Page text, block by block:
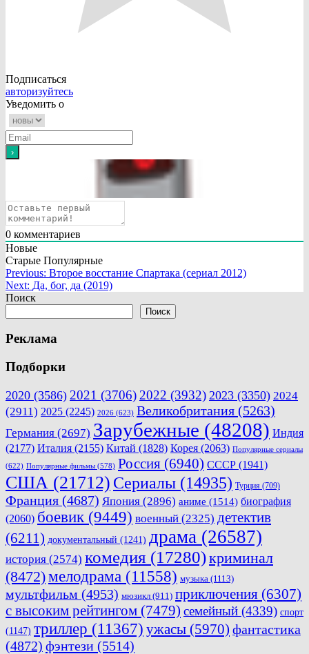
Подписаться
авторизуйтесь
Уведомить о
0 комментариев
Новые
Старые Популярные
Навигация
по
Previous: Второе восстание Спартака (сериал 2012)
Next: Да, бог, да (2019)
Поиск
Поиск
Реклама
Подборки
2020 (3586) 2021 (3706) 2022 (3932) 2023 (3350) 2024
(2911) 2025 (2245) 2026 (623) Великобритания (5263)
Германия (2697) Зарубежные (48208) Индия
(2177) Италия (2155) Китай (1828) Корея (2063) Популярные сериалы
(622) Популярные фильмы (578) Россия (6940) СССР (1941)
США (21712) Сериалы (14935) Турция (709)
Франция (4687) Япония (2896) аниме (1514) биография
(2060) боевик (9449) военный (2325) детектив
(6211) документальный (1241) драма (26587)
история (2574) комедия (17280)криминал
(8472)мелодрама (11558) музыка (1113)
мультфильм (4953) мюзикл (911) приключения (6307)
с высоким рейтингом (7479) семейный (4339) спорт
(1147) триллер (11367) ужасы (5970) фантастика
(4872) фэнтези (5514)